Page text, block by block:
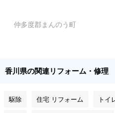
仲多度郡まんのう町
香川県の関連リフォーム・修理
駆除 住宅 リフォーム トイ